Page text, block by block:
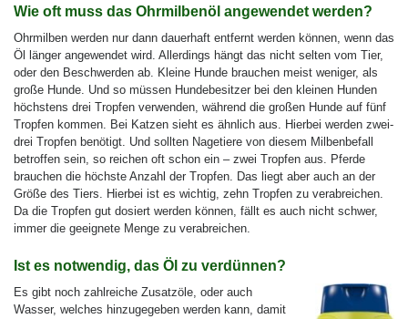
Wie oft muss das Ohrmilbenöl angewendet werden?
Ohrmilben werden nur dann dauerhaft entfernt werden können, wenn das
Öl länger angewendet wird. Allerdings hängt das nicht selten vom Tier,
oder den Beschwerden ab. Kleine Hunde brauchen meist weniger, als
große Hunde. Und so müssen Hundebesitzer bei den kleinen Hunden
höchstens drei Tropfen verwenden, während die großen Hunde auf fünf
Tropfen kommen. Bei Katzen sieht es ähnlich aus. Hierbei werden zwei-
drei Tropfen benötigt. Und sollten Nagetiere von diesem Milbenbefall
betroffen sein, so reichen oft schon ein – zwei Tropfen aus. Pferde
brauchen die höchste Anzahl der Tropfen. Das liegt aber auch an der
Größe des Tiers. Hierbei ist es wichtig, zehn Tropfen zu verabreichen.
Da die Tropfen gut dosiert werden können, fällt es auch nicht schwer,
immer die geeignete Menge zu verabreichen.
Ist es notwendig, das Öl zu verdünnen?
Es gibt noch zahlreiche Zusatzöle, oder auch
Wasser, welches hinzugegeben werden kann, damit